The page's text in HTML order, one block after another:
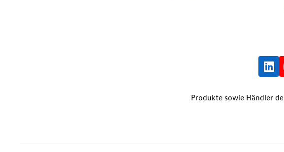
Produkte sowie Händler